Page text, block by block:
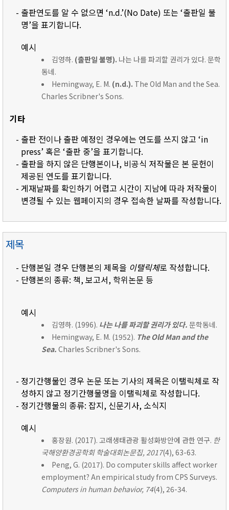
- 출판연도를 알 수 없으면 ‘n.d.’(No Date) 또는 ‘출판일 불
명’을 표기합니다.
예시
김영하. (출판일 불명). 나는 나를 파괴할 권리가 있다. 문학
동네.
Hemingway, E. M. (n.d.). The Old Man and the Sea.
Charles Scribner's Sons.
기타
- 출판 전이나 출판 예정인 경우에는 연도를 쓰지 않고 ‘in
press’ 혹은 ‘출판 중’을 표기합니다.
- 출판을 하지 않은 단행본이나, 비공식 저작물은 본 문헌이
제공된 연도를 표기합니다.
- 게재날짜를 확인하기 어렵고 시간이 지남에 따라 저작물이
변경될 수 있는 웹페이지의 경우 접속한 날짜를 작성합니다.
제목
- 단행본일 경우 단행본의 제목을 이탤릭체로 작성합니다.
- 단행본의 종류: 책, 보고서, 학위논문 등
예시
김영하. (1996). 나는 나를 파괴할 권리가 있다. 문학동네.
Hemingway, E. M. (1952). The Old Man and the
Sea. Charles Scribner's Sons.
- 정기간행물인 경우 논문 또는 기사의 제목은 이탤릭체로 작
성하지 않고 정기간행물명을 이탤릭체로 작성합니다.
- 정기간행물의 종류: 잡지, 신문기사, 소식지
예시
홍장원. (2017). 고래생태관광 활성화방안에 관한 연구. 한
국해양환경공학회 학술대회논문집, 2017(4), 63-63.
Peng, G. (2017). Do computer skills affect worker
employment? An empirical study from CPS Surveys.
Computers in human behavior, 74(4), 26-34.